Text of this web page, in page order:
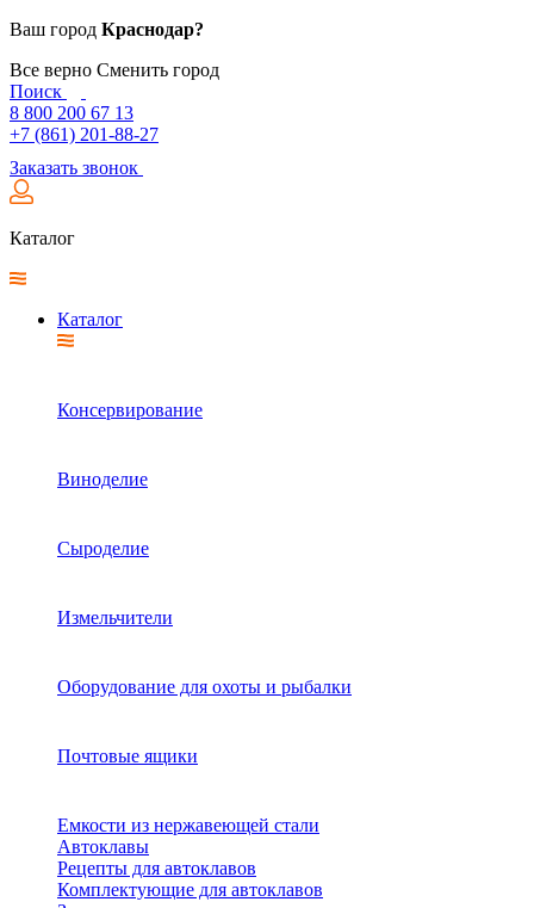
Ваш город Краснодар?
Все верно Сменить город
Поиск
8 800 200 67 13
+7 (861) 201-88-27
Заказать звонок
Каталог
Каталог
Консервирование
Виноделие
Сыроделие
Измельчители
Оборудование для охоты и рыбалки
Почтовые ящики
Емкости из нержавеющей стали
Автоклавы
Рецепты для автоклавов
Комплектующие для автоклавов